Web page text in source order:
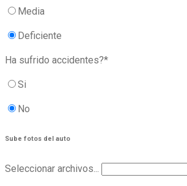
Media
Deficiente
Ha sufrido accidentes?*
Si
No
Sube fotos del auto
Seleccionar archivos...